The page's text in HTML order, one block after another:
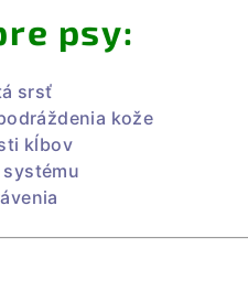
psy:
srsť
kože
kĺbov